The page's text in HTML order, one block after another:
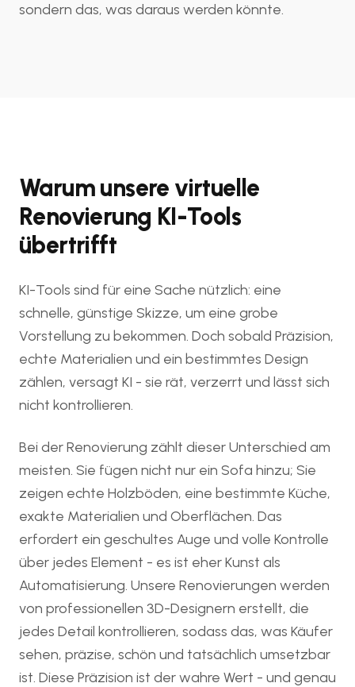
sondern das, was daraus werden könnte.
Warum unsere virtuelle
Renovierung KI-Tools
übertrifft
KI-Tools sind für eine Sache nützlich: eine
schnelle, günstige Skizze, um eine grobe
Vorstellung zu bekommen. Doch sobald Präzision,
echte Materialien und ein bestimmtes Design
zählen, versagt KI - sie rät, verzerrt und lässt sich
nicht kontrollieren.
Bei der Renovierung zählt dieser Unterschied am
meisten. Sie fügen nicht nur ein Sofa hinzu; Sie
zeigen echte Holzböden, eine bestimmte Küche,
exakte Materialien und Oberflächen. Das
erfordert ein geschultes Auge und volle Kontrolle
über jedes Element - es ist eher Kunst als
Automatisierung. Unsere Renovierungen werden
von professionellen 3D-Designern erstellt, die
jedes Detail kontrollieren, sodass das, was Käufer
sehen, präzise, schön und tatsächlich umsetzbar
ist. Diese Präzision ist der wahre Wert - und genau